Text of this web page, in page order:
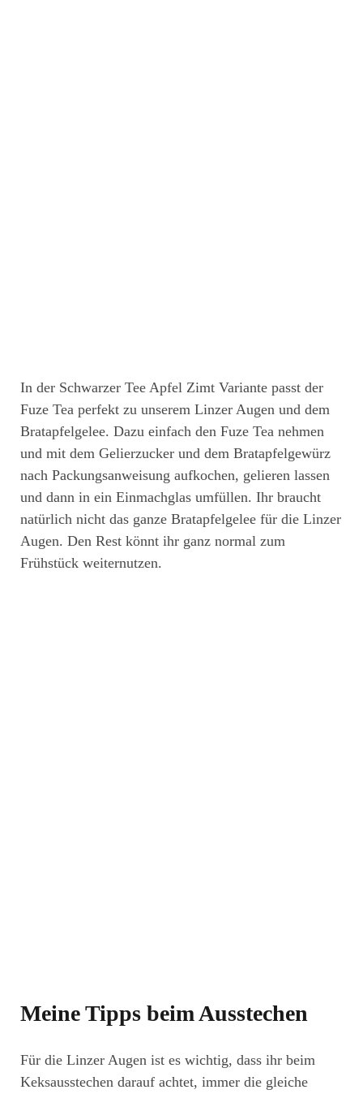
In der Schwarzer Tee Apfel Zimt Variante passt der
Fuze Tea perfekt zu unserem Linzer Augen und dem
Bratapfelgelee. Dazu einfach den Fuze Tea nehmen
und mit dem Gelierzucker und dem Bratapfelgewürz
nach Packungsanweisung aufkochen, gelieren lassen
und dann in ein Einmachglas umfüllen. Ihr braucht
natürlich nicht das ganze Bratapfelgelee für die Linzer
Augen. Den Rest könnt ihr ganz normal zum
Frühstück weiternutzen.
Meine Tipps beim Ausstechen
Für die Linzer Augen ist es wichtig, dass ihr beim
Keksausstechen darauf achtet, immer die gleiche